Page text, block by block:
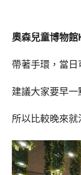
奧森兒童博物
帶著手環，當日
建議大家要早一
所以比較晚來就